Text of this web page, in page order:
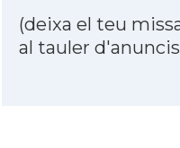
(deixa el teu
al tauler